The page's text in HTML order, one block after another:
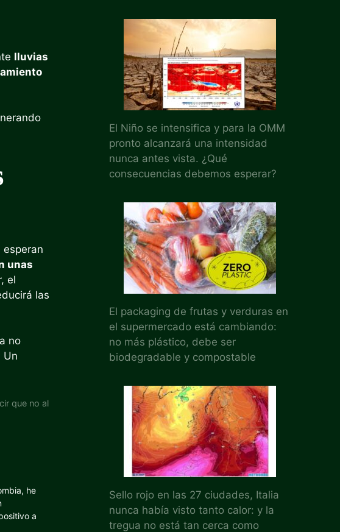
lluvias
unas
el
las
no
Un
que no al
he
a
El Niño se intensifica y para la OMM
pronto alcanzará una intensidad
nunca antes vista. ¿Qué
consecuencias debemos esperar?
El packaging de frutas y verduras en
el supermercado está cambiando:
no más plástico, debe ser
biodegradable y compostable
Sello rojo en las 27 ciudades, Italia
nunca había visto tanto calor: y la
tregua no está tan cerca como